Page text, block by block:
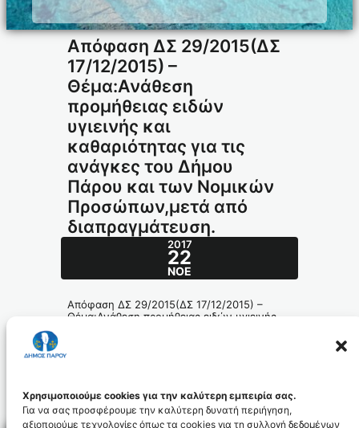
Χρησιμοποιούμε cookies για την καλύτερη εμπειρία σας.
Για να σας προσφέρουμε την καλύτερη δυνατή περιήγηση,
αξιοποιούμε τεχνολογίες όπως τα cookies για τη συλλογή δεδομένων
Απόφαση ΔΣ 29/2015(ΔΣ
17/12/2015) –
Θέμα:Ανάθεση
προμήθειας ειδών
υγιεινής και
καθαριότητας για τις
ανάγκες του Δήμου
Πάρου και των Νομικών
Προσώπων,μετά από
διαπραγμάτευση.
2017
22
ΝΟΈ
Απόφαση ΔΣ 29/2015(ΔΣ 17/12/2015) –
Θέμα:Ανάθεση προμήθειας ειδών υγιεινής
366_id4432